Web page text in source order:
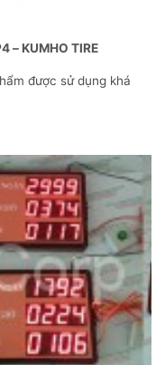
– KUMHO TIRE
được sử dụng khá